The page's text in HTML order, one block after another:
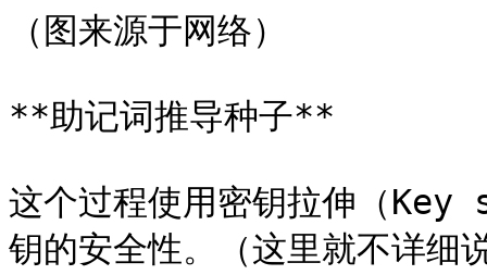
（图来源于网络）
**助记词推导种子**
这个过程使用密钥拉伸（
钥的安全性。（这里就不详细